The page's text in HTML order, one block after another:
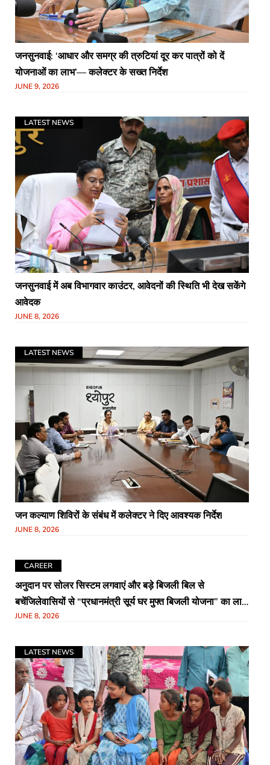
जनसुनवाई: ‘आधार और समग्र की त्रुटियां दूर कर पात्रों को दें
योजनाओं का लाभ’— कलेक्टर के सख्त निर्देश
JUNE 9, 2026
LATEST NEWS
जनसुनवाई में अब विभागवार काउंटर, आवेदनों की स्थिति भी देख सकेंगे
आवेदक
JUNE 8, 2026
LATEST NEWS
जन कल्याण शिविरों के संबंध में कलेक्टर ने दिए आवश्यक निर्देश
JUNE 8, 2026
CAREER
अनुदान पर सोलर सिस्टम लगवाएं और बड़े बिजली बिल से
बचेंजिलेवासियों से “प्रधानमंत्री सूर्य घर मुफ्त बिजली योजना” का लाभ
उठाने की अपील
JUNE 8, 2026
LATEST NEWS